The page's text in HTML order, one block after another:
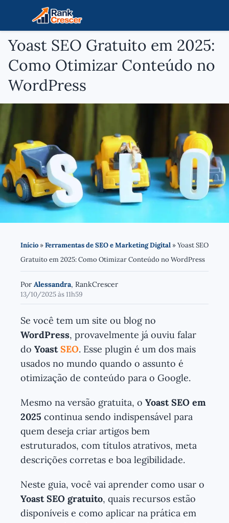
Yoast SEO Gratuito em 2025:
Como Otimizar Conteúdo no
WordPress
Início »Ferramentas de SEO e Marketing Digital »Yoast SEO
Gratuito em 2025: Como Otimizar Conteúdo no WordPress
Por Alessandra, RankCrescer
13/10/2025 às 11h59
Se você tem um site ou blog no
WordPress, provavelmente já ouviu falar
do YoastSEO. Esse plugin é um dos mais
usados no mundo quando o assunto é
otimização de conteúdo para o Google.
Mesmo na versão gratuita, o Yoast SEO em
2025 continua sendo indispensável para
quem deseja criar artigos bem
estruturados, com títulos atrativos, meta
descrições corretas e boa legibilidade.
Neste guia, você vai aprender como usar o
Yoast SEO gratuito, quais recursos estão
disponíveis e como aplicar na prática em